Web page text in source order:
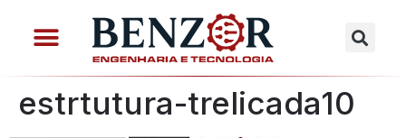
estrtutura-trelicada10